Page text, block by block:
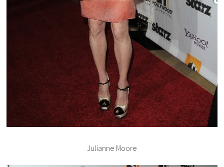
Julianne Moore